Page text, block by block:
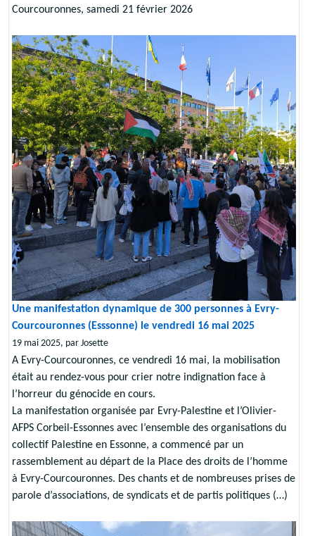
Courcouronnes, samedi 21 février 2026
Une manifestation dynamique de 300 personnes à Evry-
Courcouronnes (Esssonne) le vendredi 16 mai 2025
19 mai 2025, par Josette
A Evry-Courcouronnes, ce vendredi 16 mai, la mobilisation
était au rendez-vous pour crier notre indignation face à
l’horreur du génocide en cours.
La manifestation organisée par Evry-Palestine et l’Olivier-
AFPS Corbeil-Essonnes avec l’ensemble des organisations du
collectif Palestine en Essonne, a commencé par un
rassemblement au départ de la Place des droits de l’homme
à Evry-Courcouronnes. Des chants et de nombreuses prises de
parole d’associations, de syndicats et de partis politiques (…)